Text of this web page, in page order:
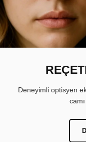
Deneyimli optisyen